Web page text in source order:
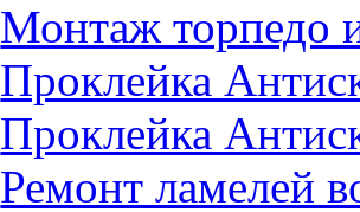
Монтаж торпедо
Проклейка
Проклейка
Ремонт ламелей